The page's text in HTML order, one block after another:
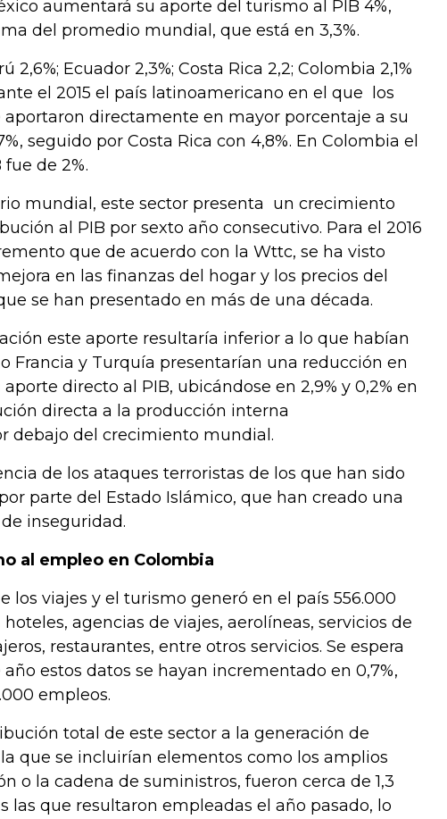
aumentará su aporte del turismo al PIB 4%,
del promedio mundial, que está en 3,3%.
2,6%; Ecuador 2,3%; Costa Rica 2,2; Colombia 2,1%
el 2015 el país latinoamericano en el que los
directamente en mayor porcentaje a su
seguido por Costa Rica con 4,8%. En Colombia el
de 2%.
mundial, este sector presenta un crecimiento
al PIB por sexto año consecutivo. Para el 2016
que de acuerdo con la Wttc, se ha visto
en las finanzas del hogar y los precios del
se han presentado en más de una década.
este aporte resultaría inferior a lo que habían
Francia y Turquía presentarían una reducción en
directo al PIB, ubicándose en 2,9% y 0,2% en
directa a la producción interna
debajo del crecimiento mundial.
de los ataques terroristas de los que han sido
parte del Estado Islámico, que han creado una
inseguridad.
al empleo en Colombia
los viajes y el turismo generó en el país 556.000
agencias de viajes, aerolíneas, servicios de
restaurantes, entre otros servicios. Se espera
estos datos se hayan incrementado en 0,7%,
empleos.
total de este sector a la generación de
que se incluirían elementos como los amplios
o la cadena de suministros, fueron cerca de 1,3
las que resultaron empleadas el año pasado, lo